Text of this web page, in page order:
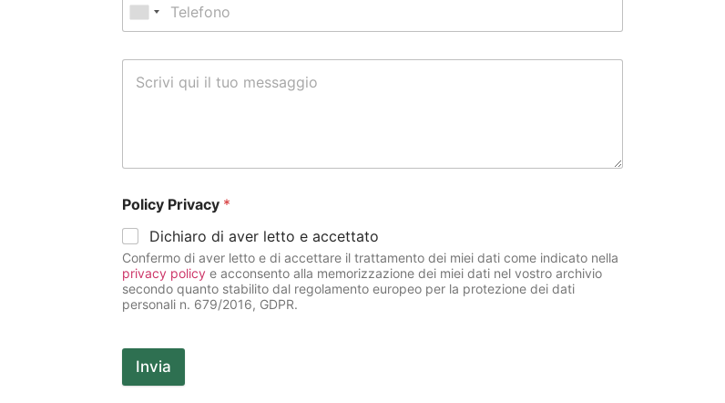
Policy Privacy *
Dichiaro di aver letto e accettato
Confermo di aver letto e di accettare il trattamento dei miei dati come indicato nella
privacy policy e acconsento alla memorizzazione dei miei dati nel vostro archivio
secondo quanto stabilito dal regolamento europeo per la protezione dei dati
personali n. 679/2016, GDPR.
Invia